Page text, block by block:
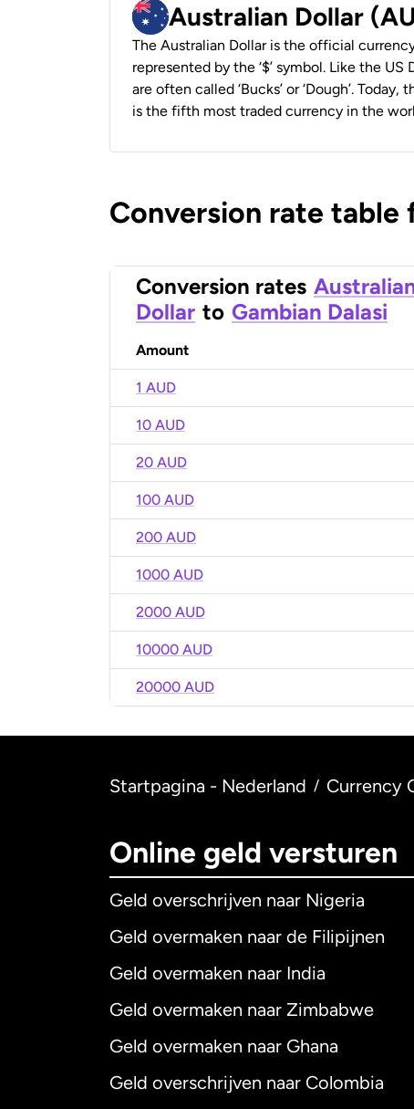
Australian Dollar
The Australian Dollar is the official
represented by the ‘$’ symbol. Like the US
are often called ‘Bucks’ or ‘Dough’.
is the fifth most traded currency in the
Conversion rate
Conversion rates
Dollar to Gambian Dalasi
Amount
1 AUD
10 AUD
20 AUD
100 AUD
200 AUD
1000 AUD
2000 AUD
10000 AUD
20000 AUD
Startpagina - Nederland / Currency
Online geld versturen
Geld overschrijven naar Nigeria
Geld overmaken naar de Filipijnen
Geld overmaken naar India
Geld overmaken naar Zimbabwe
Geld overmaken naar Ghana
Geld overschrijven naar Colombia